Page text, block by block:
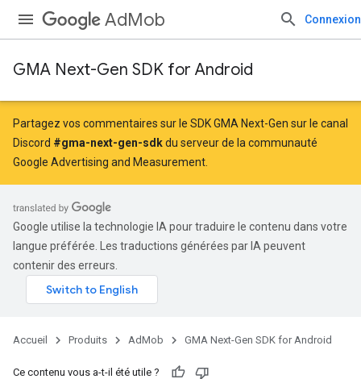
AdMob Connexion
GMA Next-Gen SDK for Android
Partagez vos commentaires sur le SDK GMA Next-Gen sur le canal
Discord #gma-next-gen-sdkdu serveur de la communauté
Google Advertising and Measurement.
Google utilise la technologie IA pour traduire le contenu dans votre
langue préférée. Les traductions générées par IA peuvent
contenir des erreurs.
Accueil Produits AdMob GMA Next-Gen SDK for Android
Ce contenu vous a-t-il été utile ?